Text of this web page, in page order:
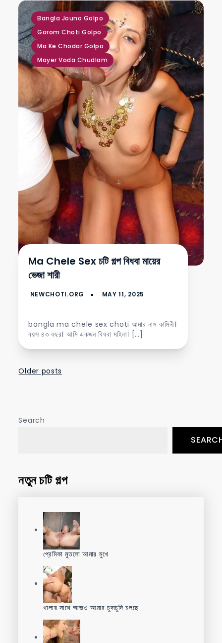
Bangla Jouno Golpo ,
Gorom Choti Golpo
,
Ma Ke Chodar Golpo
,
Mayer Voda Chudlam
Ma Chele Sex চটি গল্প বিধবা মায়ের
ভেজা শারী
bangla ma chele sex choti আমার নাম কামিনী।
বয়স ৪৩ বছর। আমি একজন বিধবা মহিলা। […]
Posts
Older posts
Search
নতুন চটি গল্প
প্রেমিকা মুতলো আমার মুখে
খালার সাথে আজও আমার চুদাচুদি চলছে